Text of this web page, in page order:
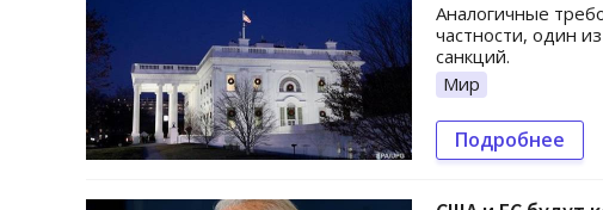
Аналогичные
частности, один
санкций.
Мир
Подробнее